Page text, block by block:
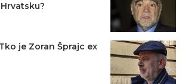
je Zoran Šprajc ex